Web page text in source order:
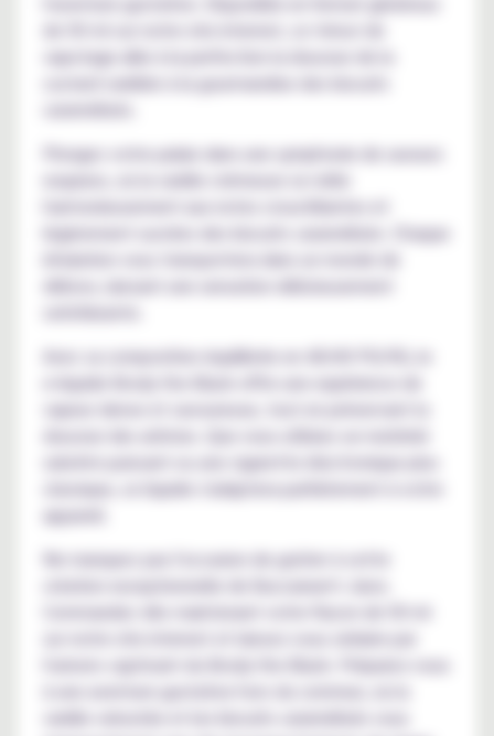
vapotage allie à la perfection la douceur de la
Plongez votre palais dans une symphonie de saveurs
légèrement sucrées des biscuits caramélisés. Chaque
Avec sa composition équilibrée en 40/60 PG/VG, le
e-liquide Brody the Black offre une expérience de
vapeur dense et savoureuse, tout en préservant la
subohm puissant ou une cigarette électronique plus
classique, ce liquide s'adaptera parfaitement à votre
appareil.
Ne manquez pas l'occasion de goûter à cette
l'univers captivant du Brody the Black. Préparez-vous
à une aventure gustative hors du commun, où la